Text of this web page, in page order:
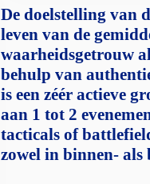
De doelstelling van
leven van de
waarheidsgetrouw
behulp van
is een zéér actieve
aan 1 tot 2
tacticals of
zowel in binnen-